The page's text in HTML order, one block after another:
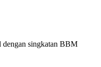
dengan singkatan BBM